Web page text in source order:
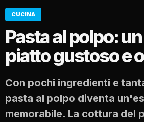
CUCINA
Pasta al polpo:
piatto gustoso e
Con pochi ingredienti e
pasta al polpo diventa
memorabile. La cottura del